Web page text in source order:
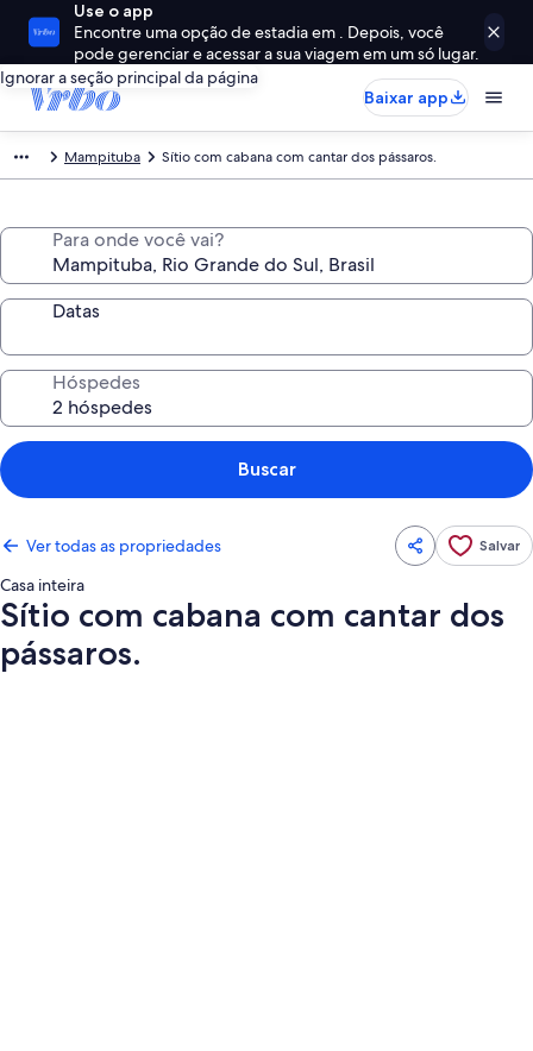
Use o app
Encontre uma opção de estadia em . Depois, você
pode gerenciar e acessar a sua viagem em um só lugar.
Ignorar a seção principal da página
Baixar app
Mampituba Sítio com cabana com cantar dos pássaros.
Para onde você vai?
Datas
Hóspedes
Buscar
Ver todas as propriedades Salvar
Casa inteira
Sítio com cabana com cantar dos
pássaros.